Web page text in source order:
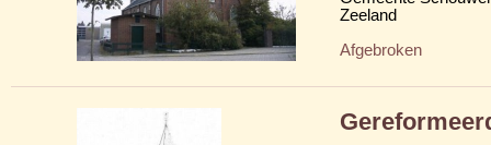
Zeeland
Afgebroken